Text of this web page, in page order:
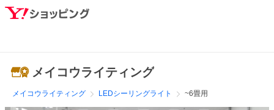
メイコウライティング
メイコウライティング LEDシーリングライト ~6畳用